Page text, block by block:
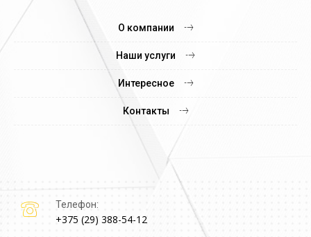
О компании
Наши услуги
Интересное
Контакты
Телефон:
+375 (29) 388-54-12